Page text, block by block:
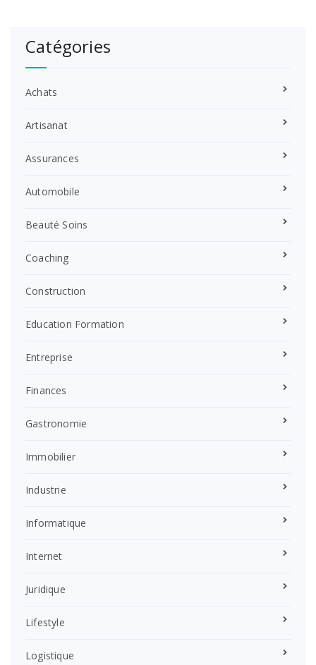
Catégories
Achats
Artisanat
Assurances
Automobile
Beauté Soins
Coaching
Construction
Education Formation
Entreprise
Finances
Gastronomie
Immobilier
Industrie
Informatique
Internet
Juridique
Lifestyle
Logistique